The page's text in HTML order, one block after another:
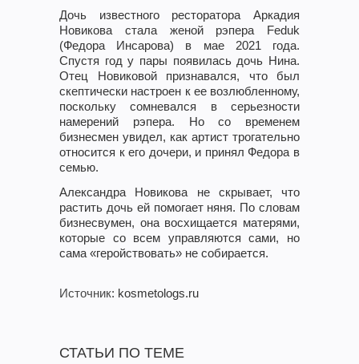
Дочь известного ресторатора Аркадия
Новикова стала женой рэпера Feduk
(Федора Инсарова) в мае 2021 года.
Спустя год у пары появилась дочь Нина.
Отец Новиковой признавался, что был
скептически настроен к ее возлюбленному,
поскольку сомневался в серьезности
намерений рэпера. Но со временем
бизнесмен увидел, как артист трогательно
относится к его дочери, и принял Федора в
семью.
Александра Новикова не скрывает, что
растить дочь ей помогает няня. По словам
бизнесвумен, она восхищается матерями,
которые со всем управляются сами, но
сама «геройствовать» не собирается.
Источник: kosmetologs.ru
СТАТЬИ ПО ТЕМЕ